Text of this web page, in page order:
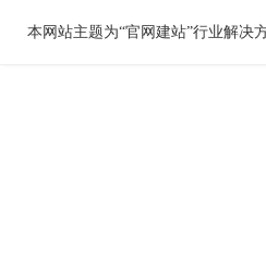
本网站主题为“官网建站”行业解决